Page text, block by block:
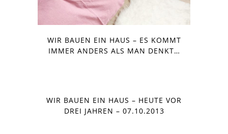
WIR BAUEN EIN HAUS – ES KOMMT
IMMER ANDERS ALS MAN DENKT…
WIR BAUEN EIN HAUS – HEUTE VOR
DREI JAHREN – 07.10.2013